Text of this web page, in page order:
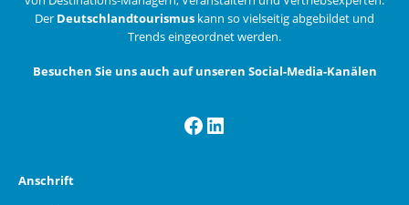
Der Deutschlandtourismus kann so vielseitig abgebildet und
Trends eingeordnet werden.
Besuchen Sie uns auch auf unseren Social-Media-Kanälen
Facebook
LinkedIn
Anschrift